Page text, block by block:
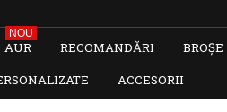
AUR
NOU
RECOMANDĂRI BROȘE
ACCESORII